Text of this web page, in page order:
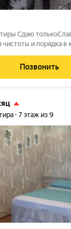
Сдаю
и порядка в
Позвонить
7 этаж из 9